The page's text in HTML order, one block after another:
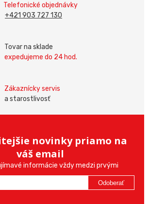
Telefonické objednávky
+421 903 727 130
Tovar na sklade
expedujeme do 24 hod.
Zákaznícky servis
a starostlivosť
novinky priamo na
váš email
informácie vždy medzi prvými
Odoberať